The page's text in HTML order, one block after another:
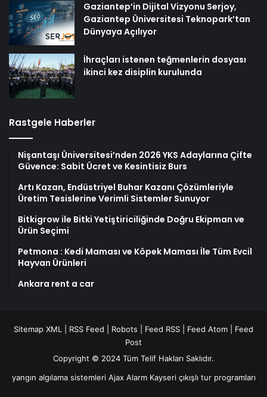
Gaziantep’in Dijital Vizyonu Serjoy,
Gaziantep Üniversitesi Teknopark’tan
Dünyaya Açılıyor
İhraçları istenen teğmenlerin dosyası
ikinci kez disiplin kurulunda
Rastgele Haberler
Nişantaşı Üniversitesi’nden 2026 YKS Adaylarına Çifte
Güvence: Sabit Ücret ve Kesintisiz Burs
Artı Kazan, Endüstriyel Buhar Kazanı Çözümleriyle
Üretim Tesislerine Verimli Sistemler Sunuyor
Bitkigrow ile Bitki Yetiştiriciliğinde Doğru Ekipman ve
Ürün Seçimi
Petmona : Kedi Maması ve Köpek Maması İle Tüm Evcil
Hayvan Ürünleri
Ankara rent a car
Sitemap XML RSS Feed Robots Feed RSS Feed Atom
Feed
Post
Copyright © 2024 Tüm Telif Hakları Saklıdır.
yangın algılama sistemleri Ajax Alarm Kayseri çıkışlı tur programları